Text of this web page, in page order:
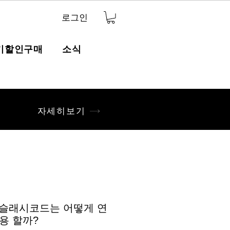
로그인
할인구매 소식
자세히보기
래시코드는 어떻게 연
할까?